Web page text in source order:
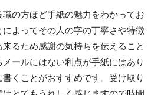
の方ほど手紙の魅力をわかってお
によってその人の字の丁寧さや特徴
るため感謝の気持ちを伝えること
ールにはない利点が手紙にはあり
くことがおすすめです。受け取り